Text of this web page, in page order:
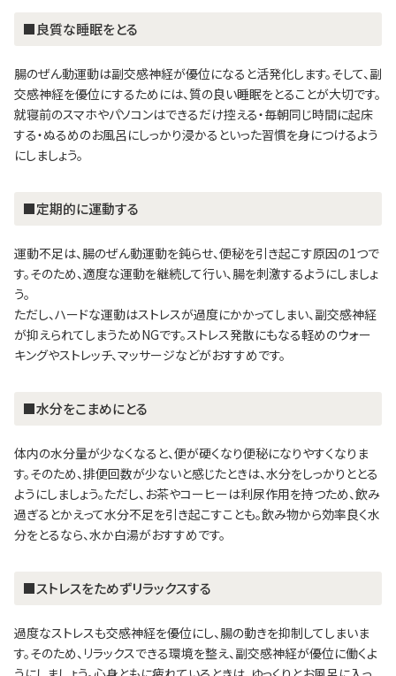
■良質な睡眠をとる
腸のぜん動運動は副交感神経が優位になると活発化します。そして、副
交感神経を優位にするためには、質の良い睡眠をとることが大切です。
就寝前のスマホやパソコンはできるだけ控える・毎朝同じ時間に起床
する・ぬるめのお風呂にしっかり浸かるといった習慣を身につけるよう
にしましょう。
■定期的に運動する
運動不足は、腸のぜん動運動を鈍らせ、便秘を引き起こす原因の1つで
す。そのため、適度な運動を継続して行い、腸を刺激するようにしましょ
う。
ただし、ハードな運動はストレスが過度にかかってしまい、副交感神経
が抑えられてしまうためNGです。ストレス発散にもなる軽めのウォー
キングやストレッチ、マッサージなどがおすすめです。
■水分をこまめにとる
体内の水分量が少なくなると、便が硬くなり便秘になりやすくなりま
す。そのため、排便回数が少ないと感じたときは、水分をしっかりととる
ようにしましょう。ただし、お茶やコーヒーは利尿作用を持つため、飲み
過ぎるとかえって水分不足を引き起こすことも。飲み物から効率良く水
分をとるなら、水か白湯がおすすめです。
■ストレスをためずリラックスする
過度なストレスも交感神経を優位にし、腸の動きを抑制してしまいま
す。そのため、リラックスできる環境を整え、副交感神経が優位に働くよ